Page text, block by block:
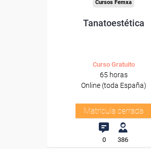
Cursos Femxa
Tanatoestética
Curso Gratuito
65 horas
Online (toda España)
Matrícula cerrada
0 386